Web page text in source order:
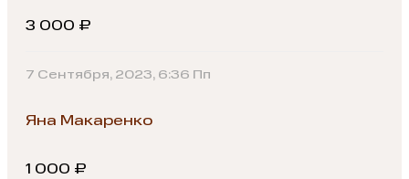
3 000 ₽
7 Сентября, 2023, 6:36 Пп
Яна Макаренко
1 000 ₽